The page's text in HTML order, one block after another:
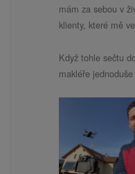
mám za sebou v
klienty, které mě
Když tohle sečtu
makléře